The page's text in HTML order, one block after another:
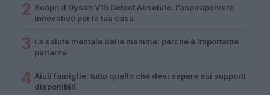
2 Scopri il Dyson V15 Detect Absolute: l’aspirapolvere
innovativo per la tua casa
3 La salute mentale delle mamme: perché è importante
parlarne
4 Aiuti famiglie: tutto quello che devi sapere sui supporti
disponibili